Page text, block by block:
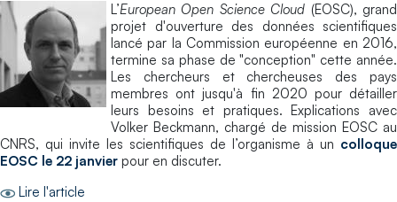
L’European Open Science Cloud (EOSC), grand
projet d'ouverture des données scientifiques
lancé par la Commission européenne en 2016,
termine sa phase de "conception" cette année.
Les chercheurs et chercheuses des pays
membres ont jusqu'à fin 2020 pour détailler
leurs besoins et pratiques. Explications avec
Volker Beckmann, chargé de mission EOSC au
CNRS, qui invite les scientifiques de l’organisme à un colloque
EOSC le 22 janvier pour en discuter.
Lire l'article